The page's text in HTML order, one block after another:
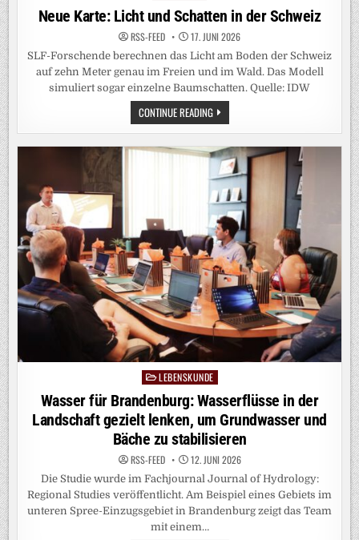
Neue Karte: Licht und Schatten in der Schweiz
RSS-FEED 17. JUNI 2026
SLF-Forschende berechnen das Licht am Boden der Schweiz
auf zehn Meter genau im Freien und im Wald. Das Modell
simuliert sogar einzelne Baumschatten. Quelle: IDW
CONTINUE READINGNEUE
KARTE:
LICHT
SCHATTEN
IN
DER
SCHWEIZ
Posted
in
LEBENSKUNDE
Wasser für Brandenburg: Wasserflüsse in der
Landschaft gezielt lenken, um Grundwasser und
Bäche zu stabilisieren
RSS-FEED 12. JUNI 2026
Die Studie wurde im Fachjournal Journal of Hydrology:
Regional Studies veröffentlicht. Am Beispiel eines Gebiets im
unteren Spree-Einzugsgebiet in Brandenburg zeigt das Team
mit einem…